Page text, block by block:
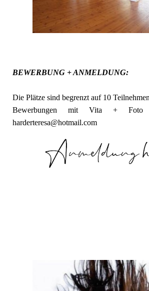
BEWERBUNG + ANMELDUNG:
Die Plätze sind begrenzt auf 10
Bewerbungen mit Vita +
harderteresa@hotmail.com